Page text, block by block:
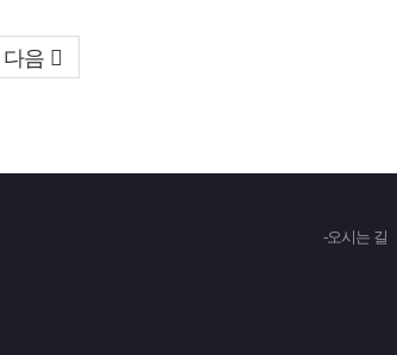
다음
오시는 길